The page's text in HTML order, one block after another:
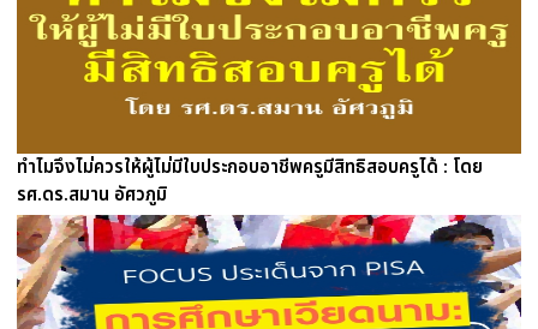
ทำไมจึงไม่ควรให้ผู้ไม่มีใบประกอบอาชีพครูมีสิทธิสอบครูได้ : โดย
รศ.ดร.สมาน อัศวภูมิ